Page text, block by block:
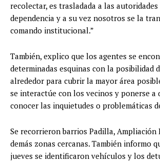
recolectar, es trasladada a las autoridades
dependencia y a su vez nosotros se la
comando institucional.”
También, explico que los agentes se
determinadas esquinas con la posibilidad
alrededor para cubrir la mayor área
se interactúe con los vecinos y ponerse a
conocer las inquietudes o problemáticas
Se recorrieron barrios Padilla, Ampliación
demás zonas cercanas. También informo
jueves se identificaron vehículos y los